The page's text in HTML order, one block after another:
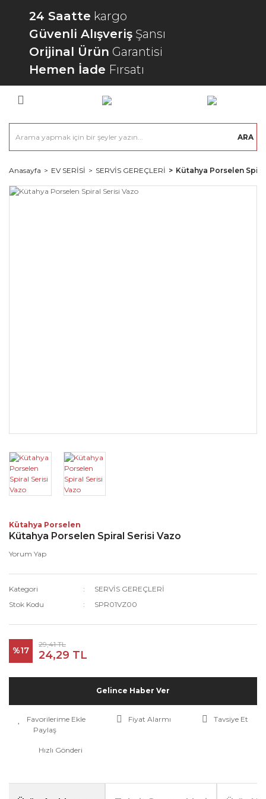
24 Saatte kargo
Güvenli Alışveriş Şansı
Orijinal Ürün Garantisi
Hemen İade Fırsatı
ARA
Anasayfa EV SERİSİ SERVİS GEREÇLERİ Kütahya Porselen
Kütahya Porselen
Kütahya Porselen Spiral Serisi Vazo
Yorum Yap
Kategori
SERVİS GEREÇLERİ
Stok Kodu
SPR01VZ00
%17
29,41 TL
24,29 TL
Gelince Haber Ver
Fiyat Alarmı
Tavsiye Et
Paylaş
Hızlı Gönderi